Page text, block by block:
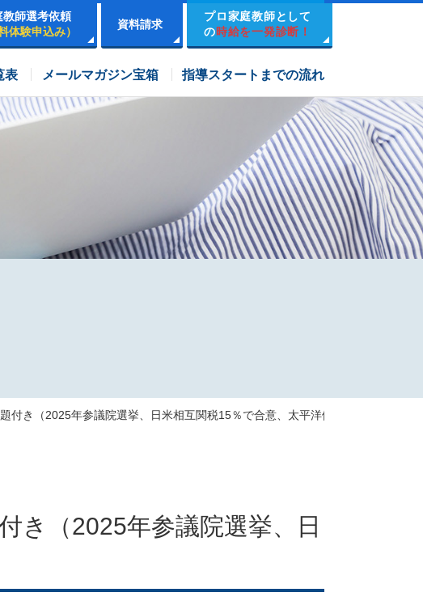
教師選考依頼
体験申込み）
資料請求
プロ家庭教師として
の時給を一発診断！
ス 市進学院コース
表 メールマガジン宝箱 指導スタートまでの流れ
付き（2025年参議院選挙、日米相互関税15％で合意、太平洋側沿岸に津波警報
き（2025年参議院選挙、日